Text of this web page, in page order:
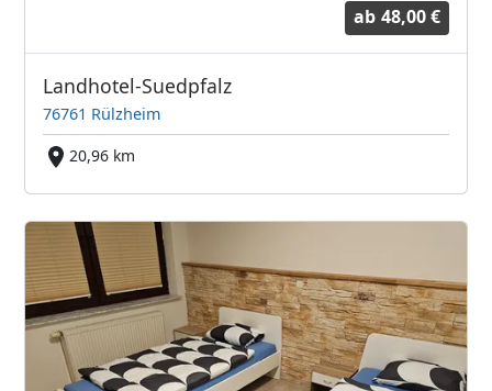
ab 48,00 €
Landhotel-Suedpfalz
76761 Rülzheim
20,96 km